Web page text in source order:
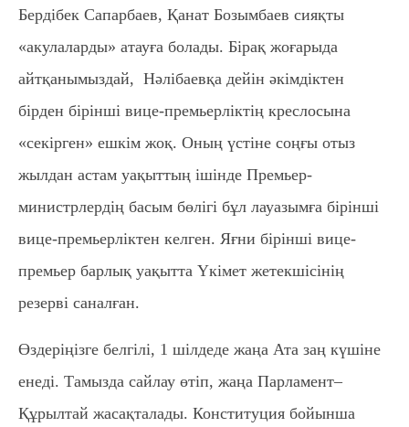
Бердібек Сапарбаев, Қанат Бозымбаев сияқты
«акулаларды» атауға болады. Бірақ жоғарыда
айтқанымыздай, Нәлібаевқа дейін әкімдіктен
бірден бірінші вице-премьерліктің креслосына
«секірген» ешкім жоқ. Оның үстіне соңғы отыз
жылдан астам уақыттың ішінде Премьер-
министрлердің басым бөлігі бұл лауазымға бірінші
вице-премьерліктен келген. Яғни бірінші вице-
премьер барлық уақытта Үкімет жетекшісінің
резерві саналған.
Өздеріңізге белгілі, 1 шілдеде жаңа Ата заң күшіне
енеді. Тамызда сайлау өтіп, жаңа Парламент–
Құрылтай жасақталады. Конституция бойынша